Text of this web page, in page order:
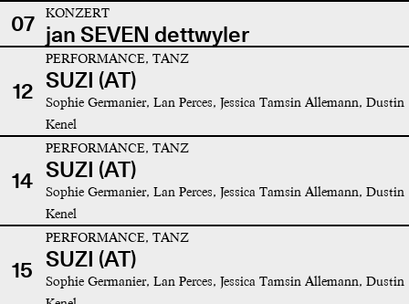
07
KONZERT
jan SEVEN dettwyler
12
PERFORMANCE, TANZ
SUZI (AT)
Sophie Germanier, Lan Perces, Jessica Tamsin Allemann, Dustin
Kenel
14
PERFORMANCE, TANZ
SUZI (AT)
Sophie Germanier, Lan Perces, Jessica Tamsin Allemann, Dustin
Kenel
15
PERFORMANCE, TANZ
SUZI (AT)
Sophie Germanier, Lan Perces, Jessica Tamsin Allemann, Dustin